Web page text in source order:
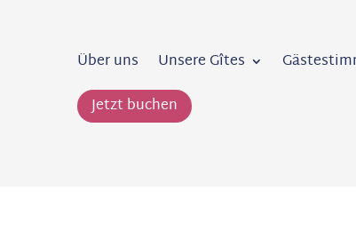
Über uns Unsere Gîtes
Jetzt buchen